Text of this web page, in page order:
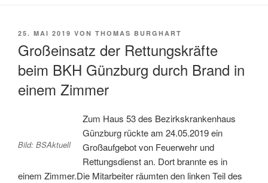
VERÖFFENTLICHT
25. MAI 2019 VON THOMAS BURGHART
Großeinsatz der Rettungskräfte
beim BKH Günzburg durch Brand in
einem Zimmer
Bild: BSAktuell
Zum Haus 53 des Bezirkskrankenhaus
Günzburg rückte am 24.05.2019 ein
Großaufgebot von Feuerwehr und
Rettungsdienst an. Dort brannte es in
einem Zimmer.Die Mitarbeiter räumten den linken Teil des